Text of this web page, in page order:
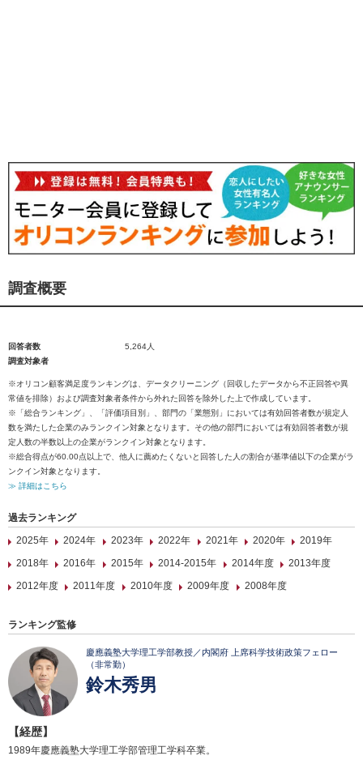
調査概要
回答者数
5,264人
調査対象者
※オリコン顧客満足度ランキングは、データクリーニング（回収したデータから不正回答や異
常値を排除）および調査対象者条件から外れた回答を除外した上で作成しています。
※「総合ランキング」、「評価項目別」、部門の「業態別」においては有効回答者数が規定人
数を満たした企業のみランクイン対象となります。その他の部門においては有効回答者数が規
定人数の半数以上の企業がランクイン対象となります。
※総合得点が60.00点以上で、他人に薦めたくないと回答した人の割合が基準値以下の企業がラ
ンクイン対象となります。
≫ 詳細はこちら
過去ランキング
2025年
2024年 2023年 2022年 2021年 2020年
2019年
2018年
2016年 2015年 2014-2015年 2014年度
2013年度
2012年度
2011年度 2010年度 2009年度 2008年度
ランキング監修
慶應義塾大学理工学部教授／内閣府 上席科学技術政策フェロー
（非常勤）
鈴木秀男
【経歴】
1989年慶應義塾大学理工学部管理工学科卒業。